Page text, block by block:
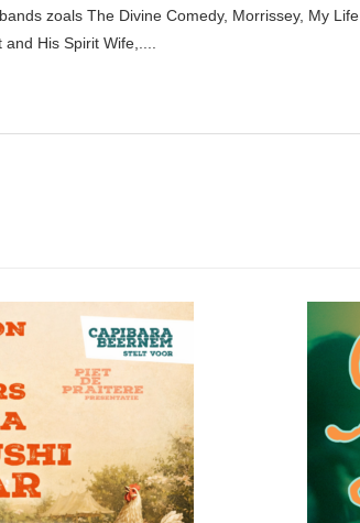
zoals The Divine Comedy, Morrissey, My Life
and His Spirit Wife,....